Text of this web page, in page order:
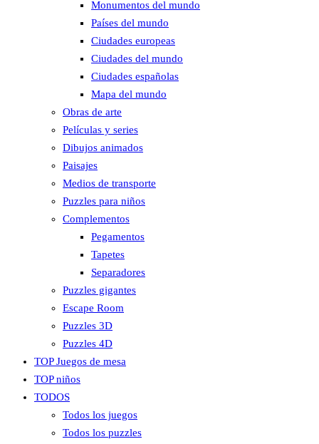
Monumentos del mundo
Países del mundo
Ciudades europeas
Ciudades del mundo
Ciudades españolas
Mapa del mundo
Obras de arte
Películas y series
Dibujos animados
Paisajes
Medios de transporte
Puzzles para niños
Complementos
Pegamentos
Tapetes
Separadores
Puzzles gigantes
Escape Room
Puzzles 3D
Puzzles 4D
TOP Juegos de mesa
TOP niños
TODOS
Todos los juegos
Todos los puzzles